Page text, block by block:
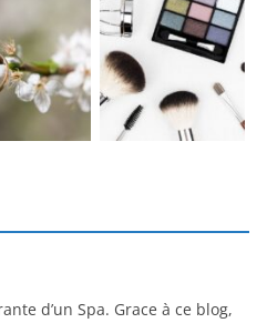
d’un Spa. Grace à ce blog,